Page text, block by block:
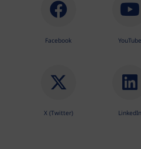
Facebook YouTube
X (Twitter) LinkedIn